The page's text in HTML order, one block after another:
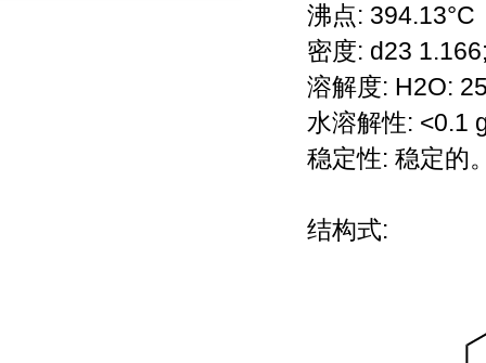
沸点: 394.13°C
密度: d23
溶解度: H2O:
水溶解性: <0.1
稳定性: 稳定的
结构式: